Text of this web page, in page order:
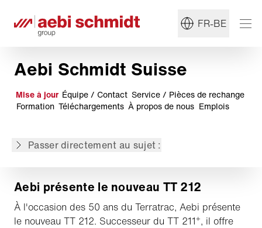
FR-BE
Aebi Schmidt Suisse
Mise à jour Équipe / Contact Service / Pièces de rechange
Formation Téléchargements À propos de nous Emplois
Passer directement au sujet :
L'Innovation en pente : le magazine Aebi 2026
La nouvelle génération de tracteurs mono-axe
Combicut d'Aebi
Médaille d’or à l’AGRITECHNICA
Schmidt Flexigo 150
Schmidt eCleango 550
Aebi TT 242 et TT 282 : Plus de confort, plus de
Schmidt eSwingo 200⁺
Aebi présente le nouveau TT 212
À l'occasion des 50 ans du Terratrac, Aebi présente
le nouveau TT 212. Successeur du TT 211+, il offre